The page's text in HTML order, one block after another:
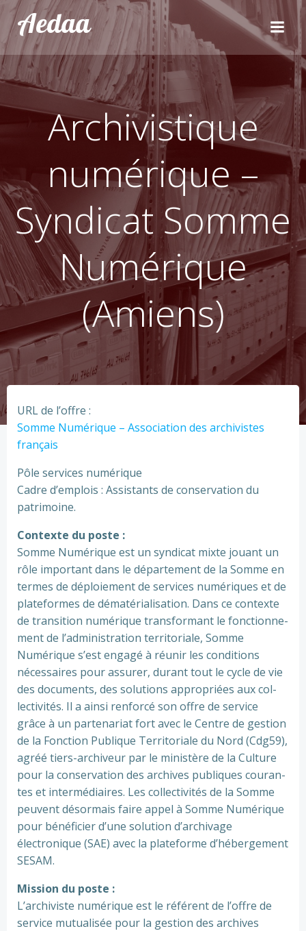
Aller
au
contenu
Aedaa
Archivistique
numérique –
Syndicat Somme
Numérique
(Amiens)
URL de l’offre :
Somme Numérique – Association des archivistes
français
Pôle ser­vi­ces numé­ri­que
Cadre d’emplois : Assistants de conser­va­tion du
patri­moine.
Contexte du poste :
Somme Numérique est un syn­di­cat mixte jouant un
rôle impor­tant dans le dépar­te­ment de la Somme en
termes de déploie­ment de ser­vi­ces numé­ri­ques et de
pla­te­for­mes de déma­té­ria­li­sa­tion. Dans ce contexte
de tran­si­tion numé­ri­que trans­for­mant le fonc­tion­ne­
ment de l’admi­nis­tra­tion ter­ri­to­riale, Somme
Numérique s’est engagé à réunir les condi­tions
néces­sai­res pour assu­rer, durant tout le cycle de vie
des docu­ments, des solu­tions appro­priées aux col­
lec­ti­vi­tés. Il a ainsi ren­forcé son offre de ser­vice
grâce à un par­te­na­riat fort avec le Centre de ges­tion
de la Fonction Publique Territoriale du Nord (Cdg59),
agréé tiers-archi­veur par le minis­tère de la Culture
pour la conser­va­tion des archi­ves publi­ques cou­ran­
tes et inter­mé­diai­res. Les col­lec­ti­vi­tés de la Somme
peu­vent désor­mais faire appel à Somme Numérique
pour béné­fi­cier d’une solu­tion d’archi­vage
électronique (SAE) avec la pla­te­forme d’héber­ge­ment
SESAM.
Mission du poste :
L’archi­viste numé­ri­que est le réfé­rent de l’offre de
ser­vice mutua­li­sée pour la ges­tion des archi­ves